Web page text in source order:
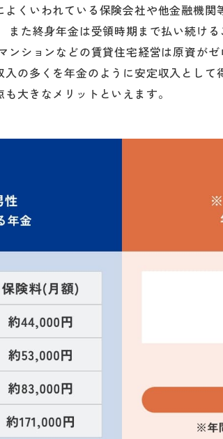
くいわれている保険会社や他金融機
た終身年金は受領時期まで払い続け
ションなどの賃貸住宅経営は原資が
の多くを年金のように安定収入とし
大きなメリットといえます。